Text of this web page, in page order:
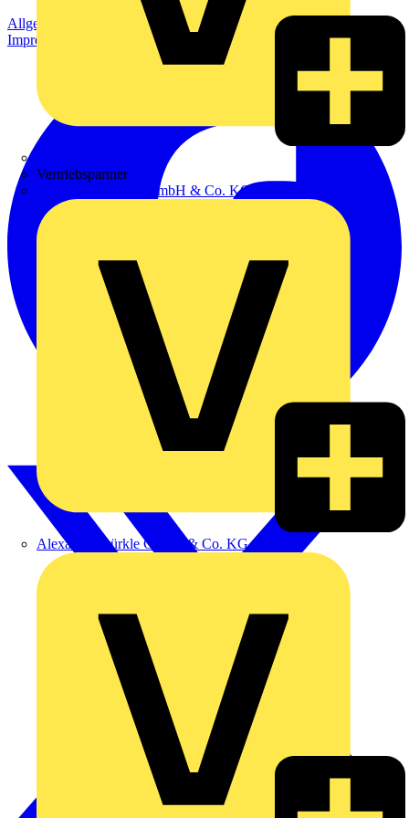
Vertriebspartner
Adalbert Zajadacz GmbH & Co. KG
Alexander Bürkle GmbH & Co. KG
Allgemeine Geschäftsbedingungen
Datenschutzerklärung
Impressum